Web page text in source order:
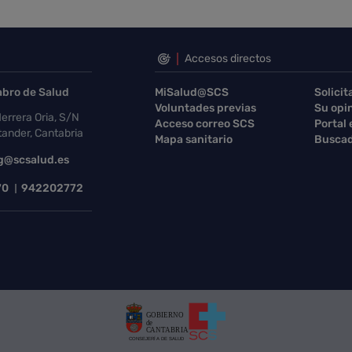
de Salud
Oria, S/N
Cantabria
942202772
Accesos directos
MiSalud@SCS
Voluntades previas
Su
Acceso correo SCS
Portal
Mapa sanitario